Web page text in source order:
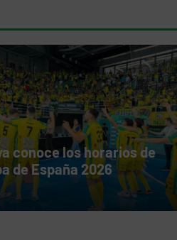
conoce los horarios de
de España 2026